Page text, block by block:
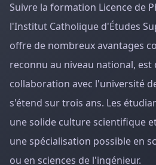
Suivre la formation Licence de
l'Institut Catholique d'Études
offre de nombreux avantages
reconnu au niveau national, est
collaboration avec l'université
s'étend sur trois ans. Les
une solide culture scientifique
une spécialisation possible en
ou en sciences de l'ingénieur.